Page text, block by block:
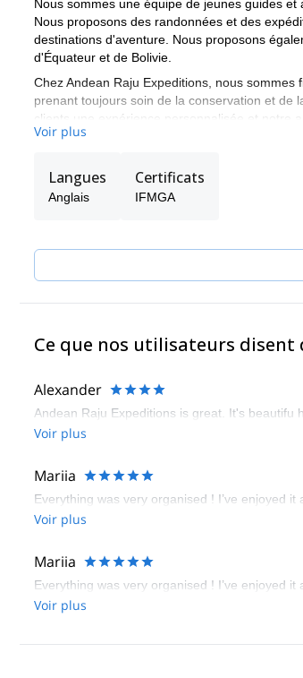
Nous sommes une équipe de jeunes guides
Nous proposons des randonnées et des
destinations d'aventure. Nous proposons
d'Équateur et de Bolivie.
Chez Andean Raju Expeditions, nous
prenant toujours soin de la conservation et de
clients une expérience personnalisée et
montagnes pour assurer à chaque visiteur une
Voir plus
Langues
Anglais
Certificats
IFMGA
Ce que nos utilisateurs disent
Alexander
Andean Raju Expeditions is great. It's
Voir plus
Mariia
Everything was very organised ! I’ve enjoyed
Voir plus
Mariia
Everything was very organised ! I’ve enjoyed
Voir plus